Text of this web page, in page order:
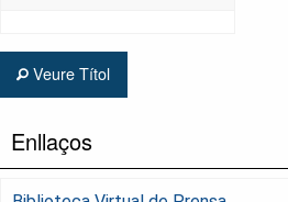
Veure Títol
Enllaços